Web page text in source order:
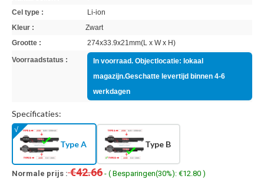
Cel type :
Li-ion
Kleur :
Zwart
Grootte :
274x33.9x21mm(L x W x H)
Voorraadstatus :
In voorraad. Objectlocatie: lokaal
magazijn.Geschatte levertijd binnen 4-6
werkdagen
Specificaties:
Type A Type B
Normale prijs :€42.66 - ( Besparingen(30%): €12.80 )